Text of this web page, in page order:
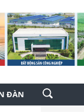
ĐÀN